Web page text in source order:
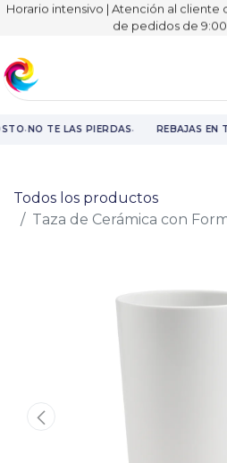
Horario intensivo | Atención al cliente
de pedidos de 9:00
·NO TE LAS PIERDAS· REBAJAS EN
Todos los productos
Taza de Cerámica con